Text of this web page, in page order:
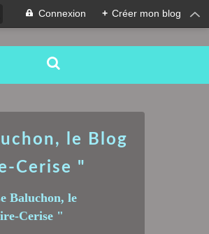
Connexion + Créer mon blog
le Blog
Cerise "